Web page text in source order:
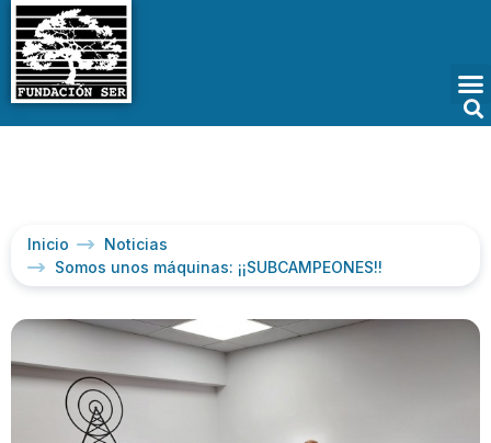
Inicio
Noticias
Somos unos máquinas: ¡¡SUBCAMPEONES!!